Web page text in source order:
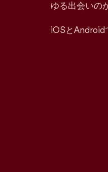
ゆる出会いの
iOSとAndroid